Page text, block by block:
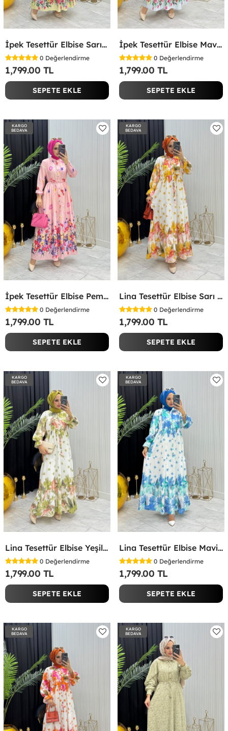
İpek Tesettür Elbise Sarı Sarı
0 Değerlendirme
1,799.00 TL
SEPETE EKLE
İpek Tesettür Elbise Mavi Mavi
0 Değerlendirme
1,799.00 TL
SEPETE EKLE
KARGO
BEDAVA
İpek Tesettür Elbise Pembe Pembe
0 Değerlendirme
1,799.00 TL
SEPETE EKLE
KARGO
BEDAVA
Lina Tesettür Elbise Sarı Sarı
0 Değerlendirme
1,799.00 TL
SEPETE EKLE
KARGO
BEDAVA
Lina Tesettür Elbise Yeşil Yeşil
0 Değerlendirme
1,799.00 TL
SEPETE EKLE
KARGO
BEDAVA
Lina Tesettür Elbise Mavi Mavi
0 Değerlendirme
1,799.00 TL
SEPETE EKLE
KARGO
BEDAVA
KARGO
BEDAVA